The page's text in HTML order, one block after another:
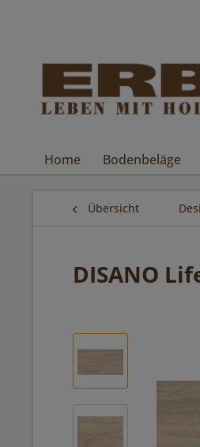
Home Bodenbeläge
Übersicht
DISANO